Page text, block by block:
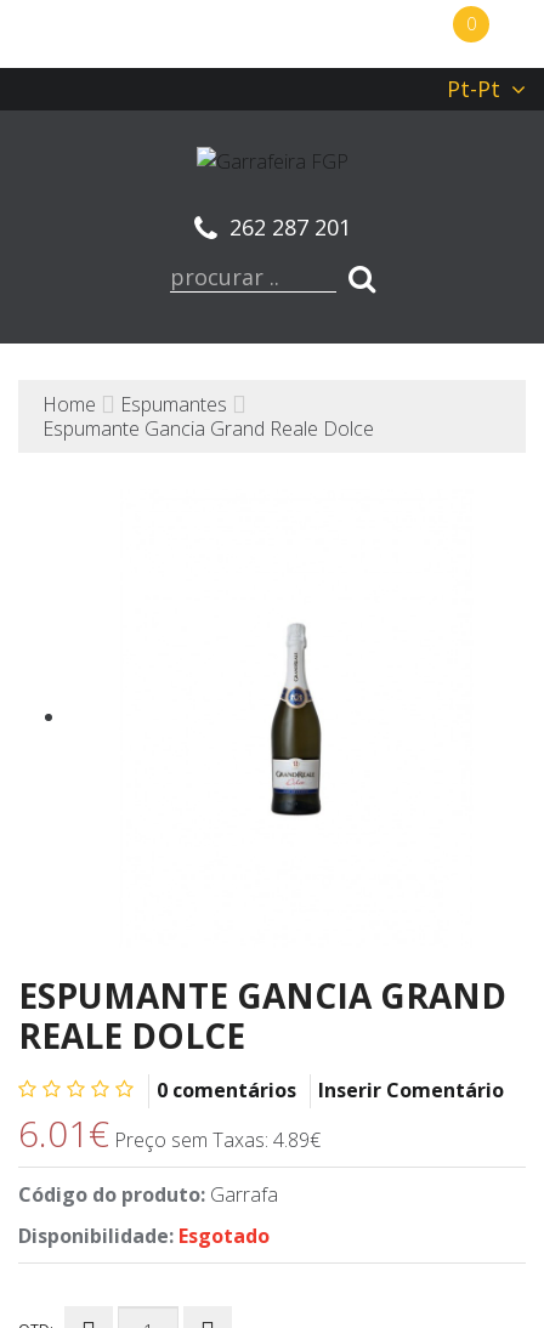
0
Pt-Pt
262 287 201
Home
Espumantes
Espumante Gancia Grand Reale Dolce
ESPUMANTE GANCIA GRAND
REALE DOLCE
0 comentários Inserir Comentário
6.01€ Preço sem Taxas: 4.89€
Código do produto: Garrafa
Disponibilidade: Esgotado